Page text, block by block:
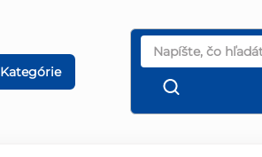
Kategórie